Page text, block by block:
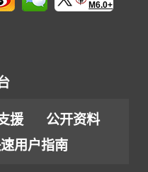
M6.0+
援
公开资料
用户指南